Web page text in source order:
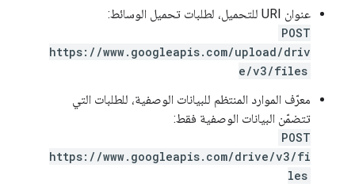
عنوان URI للتحميل، لطلبات تحميل الوسائط:
POST
https://www.googleapis.com/upload/driv
e/v3/files
معرّف الموارد المنتظم للبيانات الوصفية، للطلبات التي
تتضمّن البيانات الوصفية فقط:
POST
https://www.googleapis.com/drive/v3/fi
les